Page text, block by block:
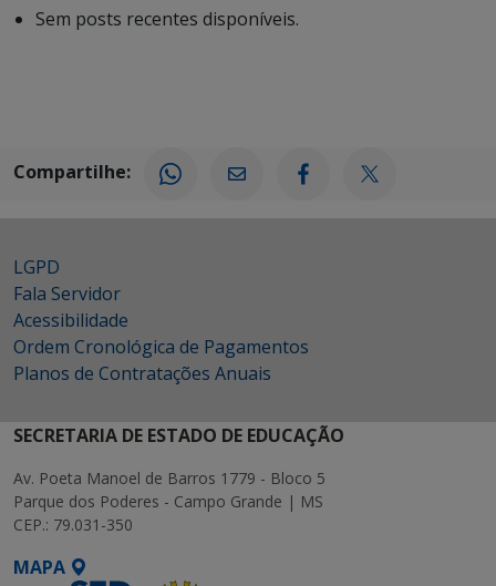
Sem posts recentes disponíveis.
Compartilhe:
LGPD
Fala Servidor
Acessibilidade
Ordem Cronológica de Pagamentos
Planos de Contratações Anuais
SECRETARIA DE ESTADO DE EDUCAÇÃO
Av. Poeta Manoel de Barros 1779 - Bloco 5
Parque dos Poderes - Campo Grande | MS
CEP.: 79.031-350
MAPA